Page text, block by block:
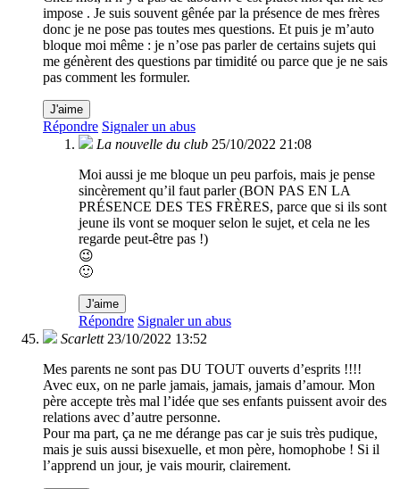
impose . Je suis souvent gênée par la présence de mes frères
donc je ne pose pas toutes mes questions. Et puis je m’auto
bloque moi même : je n’ose pas parler de certains sujets qui
me génèrent des questions par timidité ou parce que je ne sais
pas comment les formuler.
J'aime
Répondre Signaler un abus
La nouvelle du club 25/10/2022 21:08
Moi aussi je me bloque un peu parfois, mais je pense
sincèrement qu’il faut parler (BON PAS EN LA
PRÉSENCE DES TES FRÈRES, parce que si ils sont
jeune ils vont se moquer selon le sujet, et cela ne les
regarde peut-être pas !)
😉
🙂
J'aime
Répondre Signaler un abus
Scarlett 23/10/2022 13:52
Mes parents ne sont pas DU TOUT ouverts d’esprits !!!!
Avec eux, on ne parle jamais, jamais, jamais d’amour. Mon
père accepte très mal l’idée que ses enfants puissent avoir des
relations avec d’autre personne.
Pour ma part, ça ne me dérange pas car je suis très pudique,
mais je suis aussi bisexuelle, et mon père, homophobe ! Si il
l’apprend un jour, je vais mourir, clairement.